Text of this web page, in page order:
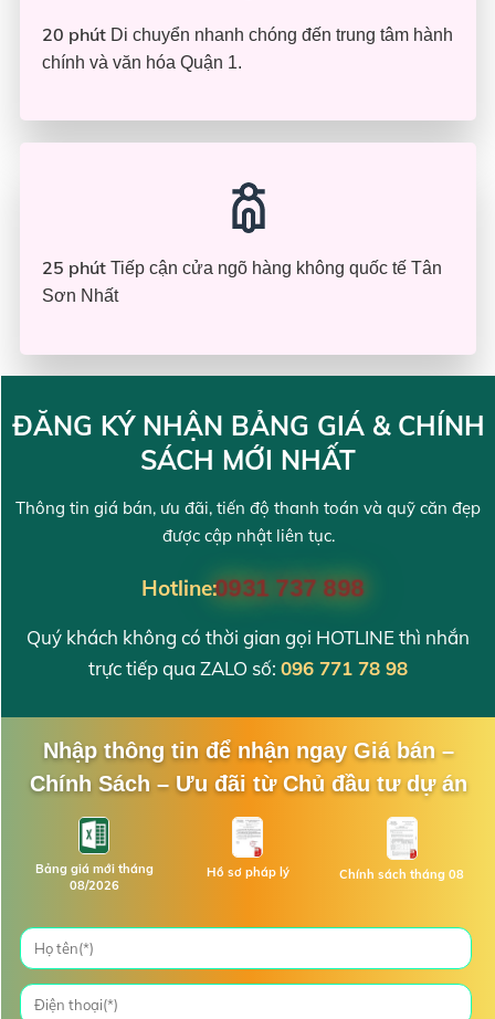
20 phútDi chuyển nhanh chóng đến trung tâm hành
chính và văn hóa Quận 1.
25 phútTiếp cận cửa ngõ hàng không quốc tế Tân
Sơn Nhất
ĐĂNG KÝ NHẬN BẢNG GIÁ & CHÍNH
SÁCH MỚI NHẤT
Thông tin giá bán, ưu đãi, tiến độ thanh toán và quỹ căn đẹp
được cập nhật liên tục.
Hotline:0931 737 898
Quý khách không có thời gian gọi HOTLINE thì nhắn
trực tiếp qua ZALO số: 096 771 78 98
Nhập thông tin để nhận ngay Giá bán –
Chính Sách – Ưu đãi từ Chủ đầu tư dự án
Bảng giá mới tháng
08/2026
Hồ sơ pháp lý Chính sách tháng 08